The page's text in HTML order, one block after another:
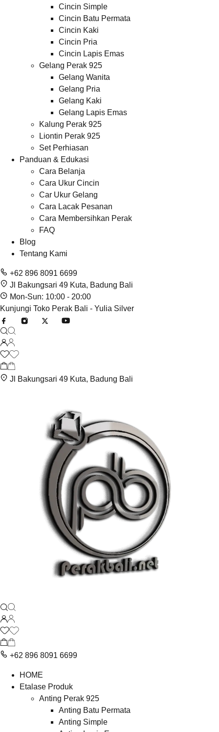
Cincin Simple
Cincin Batu Permata
Cincin Kaki
Cincin Pria
Cincin Lapis Emas
Gelang Perak 925
Gelang Wanita
Gelang Pria
Gelang Kaki
Gelang Lapis Emas
Kalung Perak 925
Liontin Perak 925
Set Perhiasan
Panduan & Edukasi
Cara Belanja
Cara Ukur Cincin
Car Ukur Gelang
Cara Lacak Pesanan
Cara Membersihkan Perak
FAQ
Blog
Tentang Kami
+62 896 8091 6699
Jl Bakungsari 49 Kuta, Badung Bali
Mon-Sun: 10:00 - 20:00
Kunjungi Toko Perak Bali - Yulia Silver
Jl Bakungsari 49 Kuta, Badung Bali
+62 896 8091 6699
HOME
Etalase Produk
Anting Perak 925
Anting Batu Permata
Anting Simple